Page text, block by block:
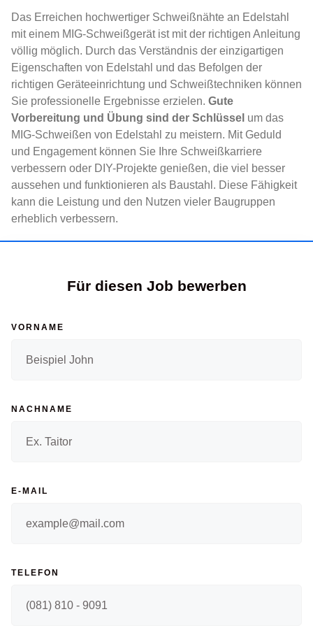
Das Erreichen hochwertiger Schweißnähte an Edelstahl
mit einem MIG-Schweißgerät ist mit der richtigen Anleitung
völlig möglich. Durch das Verständnis der einzigartigen
Eigenschaften von Edelstahl und das Befolgen der
richtigen Geräteeinrichtung und Schweißtechniken können
Sie professionelle Ergebnisse erzielen. Gute
Vorbereitung und Übung sind der Schlüssel um das
MIG-Schweißen von Edelstahl zu meistern. Mit Geduld
und Engagement können Sie Ihre Schweißkarriere
verbessern oder DIY-Projekte genießen, die viel besser
aussehen und funktionieren als Baustahl. Diese Fähigkeit
kann die Leistung und den Nutzen vieler Baugruppen
erheblich verbessern.
Für diesen Job bewerben
VORNAME
NACHNAME
E-MAIL
TELEFON